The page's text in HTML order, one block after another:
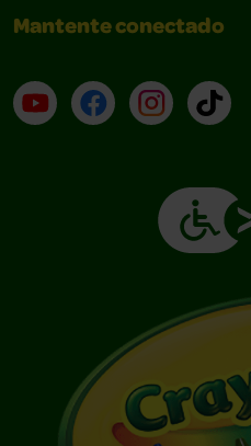
Mantente conectado
YouTube (en inglés)
Facebook (en
Instagram